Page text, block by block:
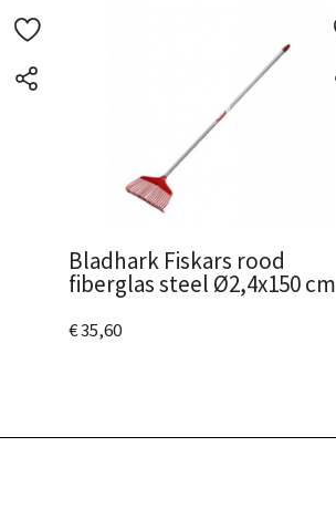
Bladhark Fiskars rood
fiberglas steel Ø2,4x150 cm
€ 35,60